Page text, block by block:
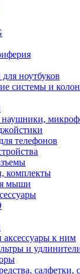
ноутбуков
системы и
наушники,
телефонов
комплекты
мыши
к ним
и
салфетки,